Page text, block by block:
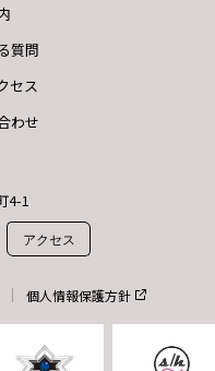
4-1
アクセス
質問
セス
わせ
個人情報保護方針